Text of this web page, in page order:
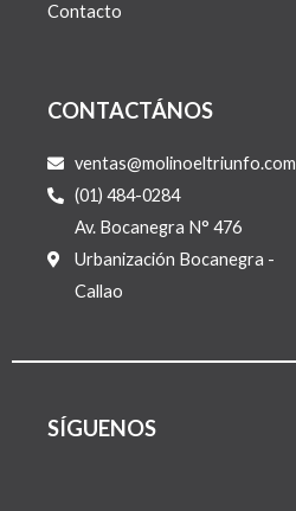
Contacto
CONTACTÁNOS
ventas@molinoeltriunfo.com
(01) 484-0284
Av. Bocanegra N° 476
Urbanización Bocanegra -
Callao
SÍGUENOS